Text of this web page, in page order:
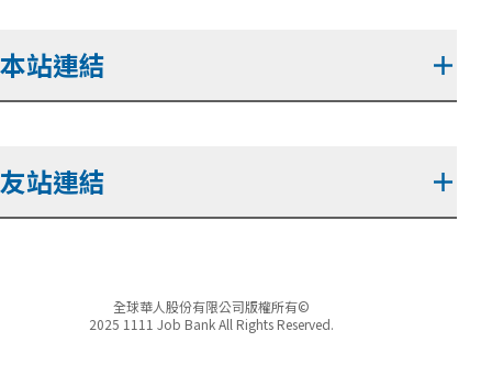
本站連結 ＋
友站連結 ＋
全球華人股份有限公司版權所有©
2025 1111 Job Bank All Rights Reserved.